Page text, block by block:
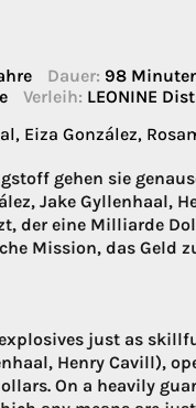
Dauer: 98
Verleih: LEONINE
Eiza González,
gehen sie
Jake Gyllenhaal,
der eine Milliarde
Mission, das Geld
just as
Henry Cavill),
On a heavily